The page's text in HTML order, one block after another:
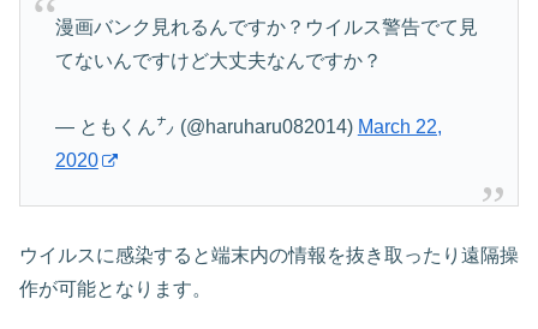
漫画バンク見れるんですか？ウイルス警告でて見
てないんですけど大丈夫なんですか？
— ともくん㌨ (@haruharu082014) March 22,
2020
ウイルスに感染すると端末内の情報を抜き取ったり遠隔操
作が可能となります。